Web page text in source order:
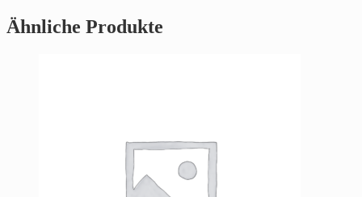
Ähnliche Produkte